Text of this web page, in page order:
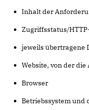
Inhalt der
Zugriffsstatus/
jeweils übertragene
Website, von der
Browser
Betriebssystem und